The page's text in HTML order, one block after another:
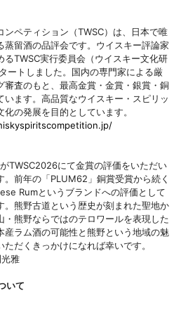
ペティション（TWSC）は、日本で唯
留酒の品評会です。ウイスキー評論家
TWSC実行委員会（ウイスキー文化研
ートしました。国内の専門家による厳
審査のもと、最高金賞・金賞・銀賞・銅
ます。高品質なウイスキー・スピリッ
の発展を目的としています。
TWSC2026にて金賞の評価をいただい
前年の「PLUM62」銅賞受賞から続く
Rumというブランドへの評価として
。熊野古道という歴史が刻まれた聖地か
・熊野ならではのテロワールを表現した
産ラム酒の可能性と熊野という地域の魅
だくきっかけになれば幸いです。
雅
いて